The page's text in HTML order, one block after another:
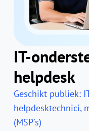
IT-
helpdesk
Geschikt publiek:
helpdesktechnici,
(MSP's)